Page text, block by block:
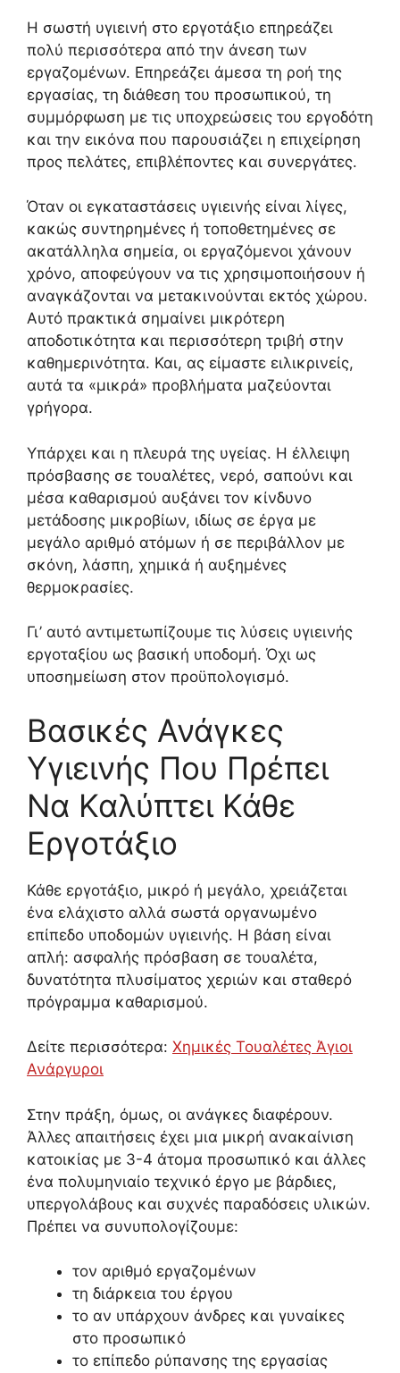
Η σωστή υγιεινή στο εργοτάξιο επηρεάζει
πολύ περισσότερα από την άνεση των
εργαζομένων. Επηρεάζει άμεσα τη ροή της
εργασίας, τη διάθεση του προσωπικού, τη
συμμόρφωση με τις υποχρεώσεις του εργοδότη
και την εικόνα που παρουσιάζει η επιχείρηση
προς πελάτες, επιβλέποντες και συνεργάτες.
Όταν οι εγκαταστάσεις υγιεινής είναι λίγες,
κακώς συντηρημένες ή τοποθετημένες σε
ακατάλληλα σημεία, οι εργαζόμενοι χάνουν
χρόνο, αποφεύγουν να τις χρησιμοποιήσουν ή
αναγκάζονται να μετακινούνται εκτός χώρου.
Αυτό πρακτικά σημαίνει μικρότερη
αποδοτικότητα και περισσότερη τριβή στην
καθημερινότητα. Και, ας είμαστε ειλικρινείς,
αυτά τα «μικρά» προβλήματα μαζεύονται
γρήγορα.
Υπάρχει και η πλευρά της υγείας. Η έλλειψη
πρόσβασης σε τουαλέτες, νερό, σαπούνι και
μέσα καθαρισμού αυξάνει τον κίνδυνο
μετάδοσης μικροβίων, ιδίως σε έργα με
μεγάλο αριθμό ατόμων ή σε περιβάλλον με
σκόνη, λάσπη, χημικά ή αυξημένες
θερμοκρασίες.
Γι’ αυτό αντιμετωπίζουμε τις λύσεις υγιεινής
εργοταξίου ως βασική υποδομή. Όχι ως
υποσημείωση στον προϋπολογισμό.
Βασικές Ανάγκες
Υγιεινής Που Πρέπει
Να Καλύπτει Κάθε
Εργοτάξιο
Κάθε εργοτάξιο, μικρό ή μεγάλο, χρειάζεται
ένα ελάχιστο αλλά σωστά οργανωμένο
επίπεδο υποδομών υγιεινής. Η βάση είναι
απλή: ασφαλής πρόσβαση σε τουαλέτα,
δυνατότητα πλυσίματος χεριών και σταθερό
πρόγραμμα καθαρισμού.
Δείτε περισσότερα: Χημικές Τουαλέτες Άγιοι
Ανάργυροι
Στην πράξη, όμως, οι ανάγκες διαφέρουν.
Άλλες απαιτήσεις έχει μια μικρή ανακαίνιση
κατοικίας με 3-4 άτομα προσωπικό και άλλες
ένα πολυμηνιαίο τεχνικό έργο με βάρδιες,
υπεργολάβους και συχνές παραδόσεις υλικών.
Πρέπει να συνυπολογίζουμε:
τον αριθμό εργαζομένων
τη διάρκεια του έργου
το αν υπάρχουν άνδρες και γυναίκες
στο προσωπικό
το επίπεδο ρύπανσης της εργασίας